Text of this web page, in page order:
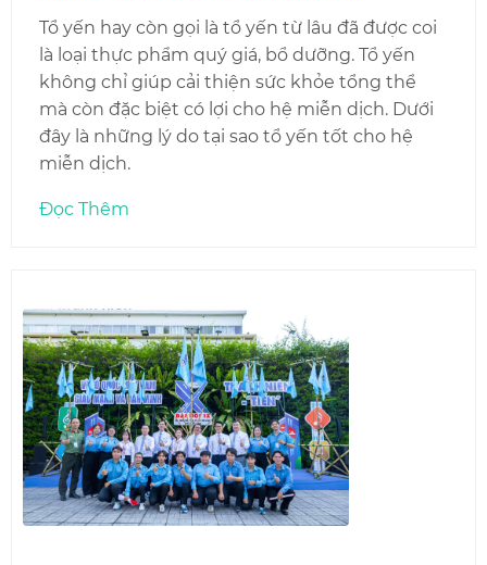
Tổ yến hay còn gọi là tổ yến từ lâu đã được coi
là loại thực phẩm quý giá, bổ dưỡng. Tổ yến
không chỉ giúp cải thiện sức khỏe tổng thể
mà còn đặc biệt có lợi cho hệ miễn dịch. Dưới
đây là những lý do tại sao tổ yến tốt cho hệ
miễn dịch.
Đọc Thêm